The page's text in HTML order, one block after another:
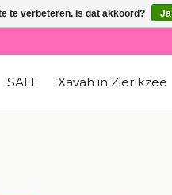
SALE Xavah in Zierikzee
te verbeteren. Is dat akkoord? Ja